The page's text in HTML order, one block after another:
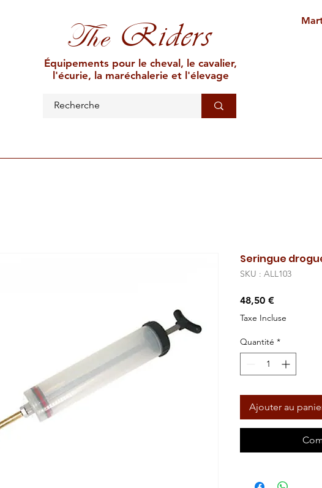
TheRiders
Équipements pour le cheval, le cavalier,
l'écurie, la maréchalerie et l'élevage
Seringue
SKU : ALL103
48,50 €Prix
Taxe Incluse
Quantité *
Ajouter au